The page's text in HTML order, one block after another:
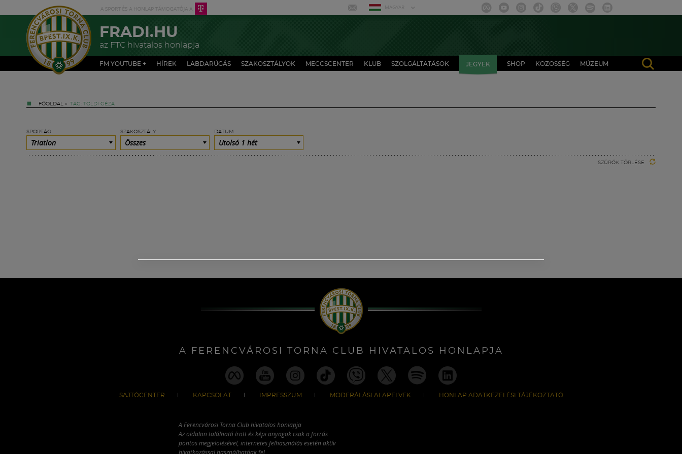
MAGYAR
FRADI.HU
az FTC hivatalos honlapja
FM YOUTUBE + HÍREK LABDARÚGÁS SZAKOSZTÁLYOK MECCSCENTER KLUB SZOLGÁLTATÁSOK JEGYEK SHOP KÖZÖSSÉG MÚZEUM
FŐOLDAL » TAG: TOLDI GÉZA
SPORTÁG
Triatlon
SZAKOSZTÁLY
Összes
DÁTUM
Utolsó 1 hét
SZŰRŐK TÖRLÉSE
A FERENCVÁROSI TORNA CLUB HIVATALOS HONLAPJA
SAJTÓCENTER KAPCSOLAT IMPRESSZUM MODERÁLÁSI ALAPELVEK HONLAP ADATKEZELÉSI TÁJÉKOZTATÓ
A Ferencvárosi Torna Club hivatalos honlapja
Az oldalon található írott és képi anyagok csak a forrás
pontos megjelölésével, internetes felhasználás esetén aktív
hivatkozással használhatóak fel.